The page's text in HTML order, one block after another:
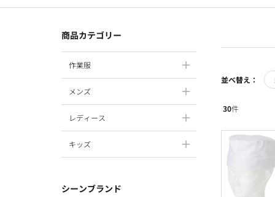
商品カテゴリー
作業服
メンズ
レディース
キッズ
シーンブランド
並べ替え：
30件